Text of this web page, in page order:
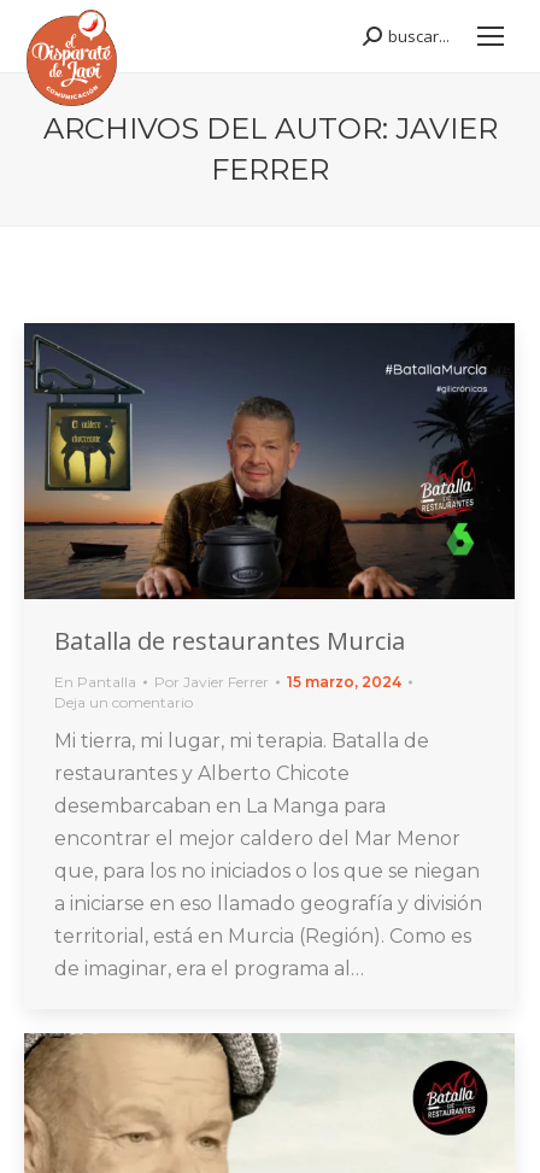
Buscar:
buscar...
ARCHIVOS DEL AUTOR: JAVIER
FERRER
Batalla de restaurantes Murcia
En Pantalla Por Javier Ferrer
15 marzo, 2024
Deja un comentario
Mi tierra, mi lugar, mi terapia. Batalla de
restaurantes y Alberto Chicote
desembarcaban en La Manga para
encontrar el mejor caldero del Mar Menor
que, para los no iniciados o los que se niegan
a iniciarse en eso llamado geografía y división
territorial, está en Murcia (Región). Como es
de imaginar, era el programa al…